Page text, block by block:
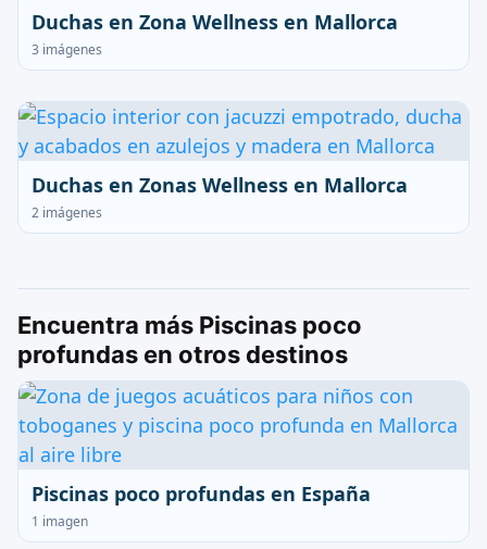
Duchas en Zona Wellness en Mallorca
3 imágenes
Duchas en Zonas Wellness en Mallorca
2 imágenes
Encuentra más Piscinas poco
profundas en otros destinos
Piscinas poco profundas en España
1 imagen